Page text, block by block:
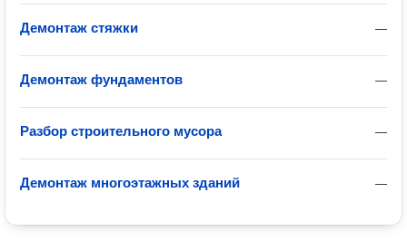
—
Демонтаж стяжки
—
Демонтаж фундаментов
—
Разбор строительного мусора
—
Демонтаж многоэтажных зданий